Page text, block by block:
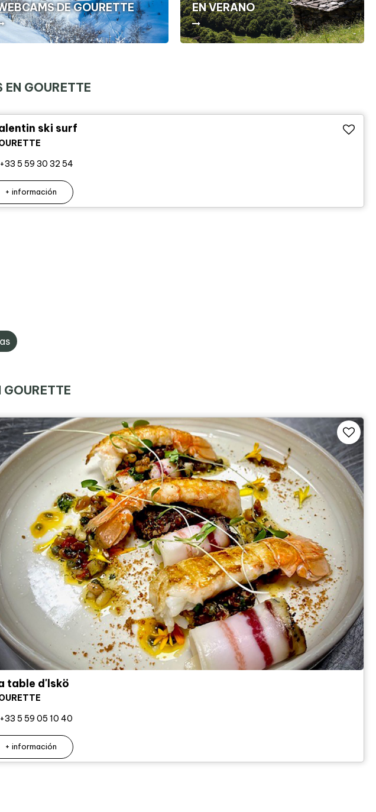
DE GOURETTE EN VERANO
EN GOURETTE
ski surf
+33 5 59 30 32 54
+ información
GOURETTE
table d'Iskö
+33 5 59 05 10 40
+ información